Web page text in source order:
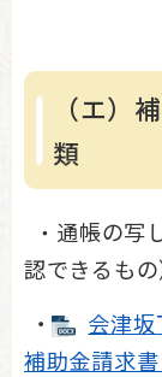
（エ）
類
・ 通帳の写
認できるもの
・
会津
補助金請求